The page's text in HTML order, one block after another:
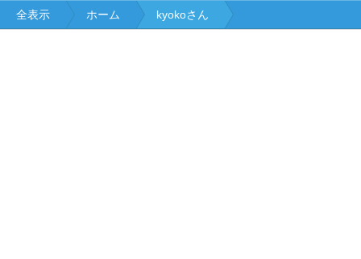
全表示 ホーム kyokoさん